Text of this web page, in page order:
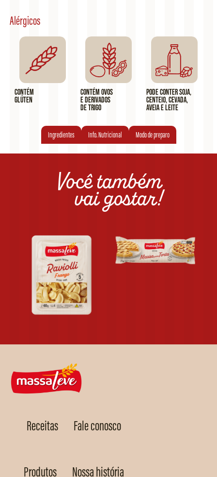
Alérgicos
Contém
glúten
Contém ovos
e derivados
de trigo
Pode conter soja,
centeio, cevada,
aveia e leite
Ingredientes Info. Nutricional Modo de preparo
Você também
vai gostar!
Receitas Fale conosco
Produtos Nossa história